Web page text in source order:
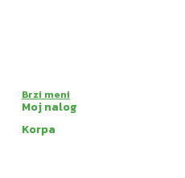
Brzi meni
Moj nalog
Korpa